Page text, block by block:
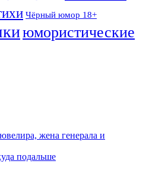
Чёрный юмор 18+
юмористические
жена генерала и
подальше